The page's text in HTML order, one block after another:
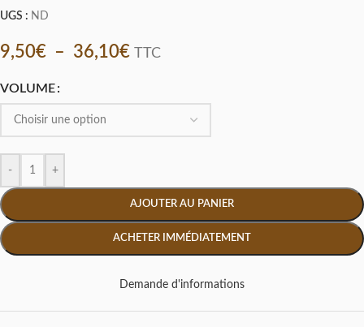
UGS : ND
9,50€ – 36,10€ TTC
VOLUME
- +
AJOUTER AU PANIER
ACHETER IMMÉDIATEMENT
Demande d'informations